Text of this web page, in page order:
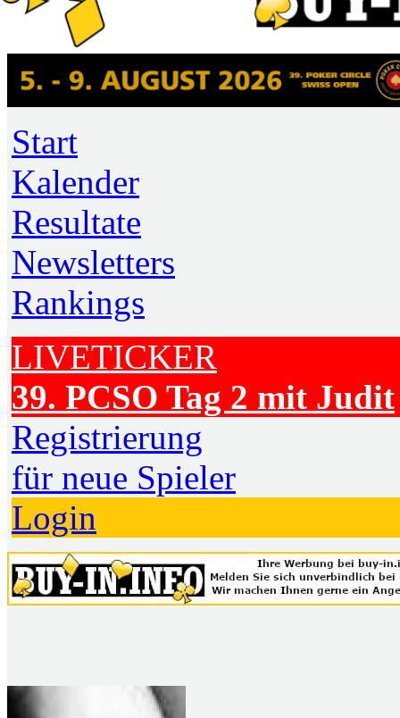
Start
Kalender
Resultate
Newsletters
Rankings
LIVETICKER
39. PCSO Tag 2 mit Judit
Registrierung
für neue Spieler
Login